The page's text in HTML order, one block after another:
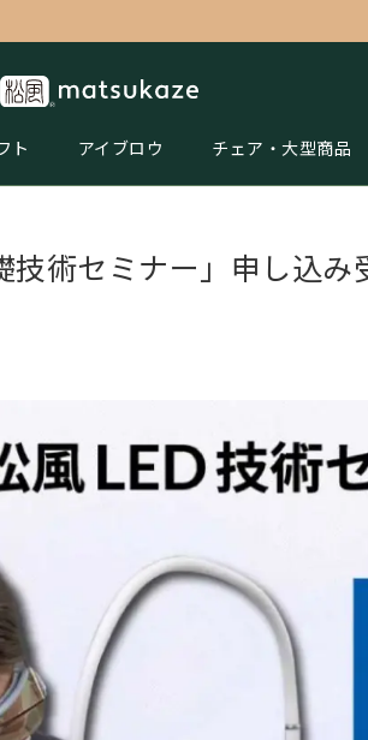
ト アイブロウ チェア・大型商品
技術セミナー」申し込み